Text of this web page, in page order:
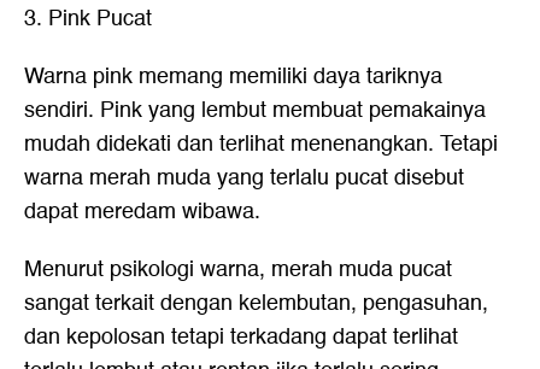
3. Pink Pucat
Warna pink memang memiliki daya tariknya
sendiri. Pink yang lembut membuat pemakainya
mudah didekati dan terlihat menenangkan. Tetapi
warna merah muda yang terlalu pucat disebut
dapat meredam wibawa.
Menurut psikologi warna, merah muda pucat
sangat terkait dengan kelembutan, pengasuhan,
dan kepolosan tetapi terkadang dapat terlihat